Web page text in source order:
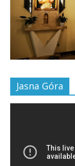
Jasna Góra